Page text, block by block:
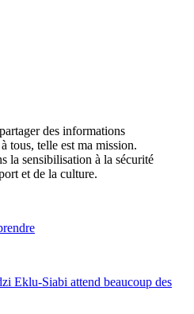
des informations
tous, telle est ma mission.
la sensibilisation à la sécurité
et de la culture.
Eklu-Siabi attend beaucoup des